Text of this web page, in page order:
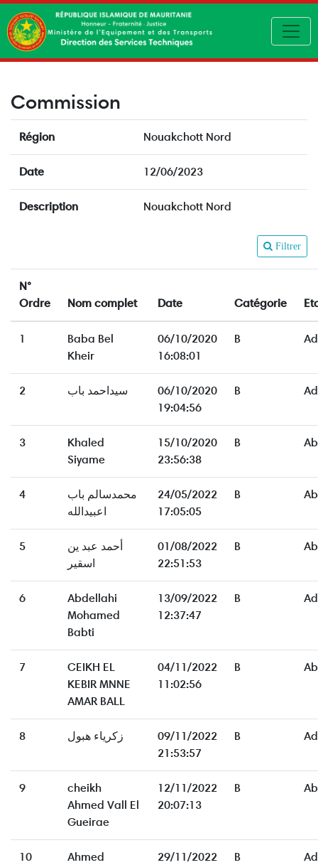
Commission
Région Nouakchott Nord
Date 12/06/2023
Description Nouakchott Nord
Filtrer
N°
Ordre
Nom complet Date Catégorie
1
Baba Bel
Kheir
06/10/2020
16:08:01
B
2 سيداحمد باب
06/10/2020
19:04:56
B
3
Khaled
Siyame
15/10/2020
23:56:38
B
4
محمدسالم باب
اعبيدالله
24/05/2022
17:05:05
B
5
أحمد عبد ين
اسقير
01/08/2022
22:51:53
B
6
Abdellahi
Mohamed
Babti
13/09/2022
12:37:47
B
7
CEIKH EL
KEBIR MNNE
AMAR BALL
04/11/2022
11:02:56
B
8 زكرياء هبول
09/11/2022
21:53:57
B
9
cheikh
Ahmed Vall El
Gueirae
12/11/2022
20:07:13
B
10
Ahmed
29/11/2022
B